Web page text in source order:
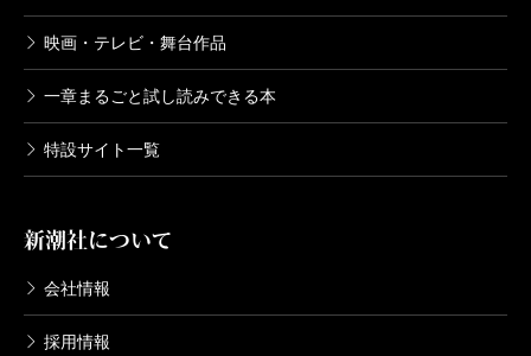
映画・テレビ・舞台作品
一章まるごと試し読みできる本
特設サイト一覧
新潮社について
会社情報
採用情報